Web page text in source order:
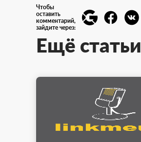
Чтобы
оставить
комментарий,
зайдите через:
Ещё статьи